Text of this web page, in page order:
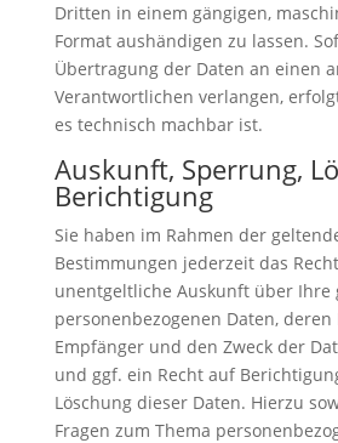
Dritten in einem gängigen,
Format aushändigen zu lassen.
Übertragung der Daten an einen
Verantwortlichen verlangen,
es technisch machbar ist.
Auskunft, Sperrung,
Berichtigung
Sie haben im Rahmen der
Bestimmungen jederzeit das
unentgeltliche Auskunft über Ihre
personenbezogenen Daten,
Empfänger und den Zweck der
und ggf. ein Recht auf
Löschung dieser Daten. Hierzu
Fragen zum Thema